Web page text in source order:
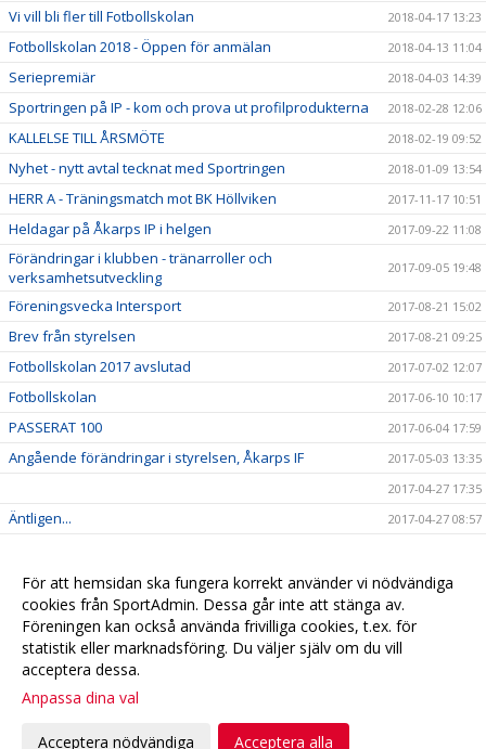
Vi vill bli fler till Fotbollskolan 2018-04-17 13:23
Fotbollskolan 2018 - Öppen för anmälan 2018-04-13 11:04
Seriepremiär 2018-04-03 14:39
Sportringen på IP - kom och prova ut profilprodukterna 2018-02-28 12:06
KALLELSE TILL ÅRSMÖTE 2018-02-19 09:52
Nyhet - nytt avtal tecknat med Sportringen 2018-01-09 13:54
HERR A - Träningsmatch mot BK Höllviken 2017-11-17 10:51
Heldagar på Åkarps IP i helgen 2017-09-22 11:08
Förändringar i klubben - tränarroller och
verksamhetsutveckling
2017-09-05 19:48
Föreningsvecka Intersport 2017-08-21 15:02
Brev från styrelsen 2017-08-21 09:25
Fotbollskolan 2017 avslutad 2017-07-02 12:07
Fotbollskolan 2017-06-10 10:17
PASSERAT 100 2017-06-04 17:59
Angående förändringar i styrelsen, Åkarps IF
2017-05-03 13:35
2017-04-27 17:35
Äntligen... 2017-04-27 08:57
Nyheter i profilsortimentet 2017-02-03 08:10
Utbildning genomförd 2016-12-12 20:40
inställningar
Webbversion
För att hemsidan ska fungera korrekt använder vi nödvändiga
cookies från SportAdmin. Dessa går inte att stänga av.
Föreningen kan också använda frivilliga cookies, t.ex. för
statistik eller marknadsföring. Du väljer själv om du vill
acceptera dessa.
Anpassa dina val
Acceptera nödvändiga Acceptera alla